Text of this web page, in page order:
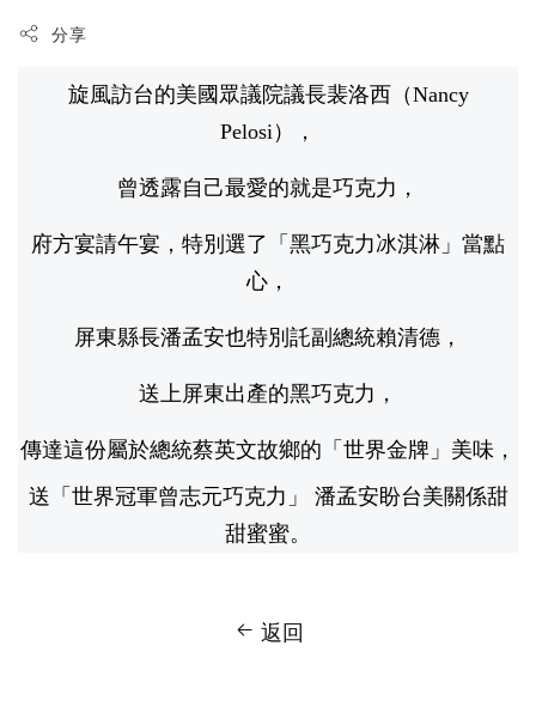
分享
旋風訪台的美國眾議院議長裴洛西（Nancy
Pelosi），
曾透露自己最愛的就是巧克力，
府方宴請午宴，特別選了「黑巧克力冰淇淋」當點
心，
屏東縣長潘孟安也特別託副總統賴清德，
送上屏東出產的黑巧克力，
傳達這份屬於總統蔡英文故鄉的「世界金牌」美味，
送「世界冠軍曾志元巧克力」 潘孟安盼台美關係甜
甜蜜蜜。
返回